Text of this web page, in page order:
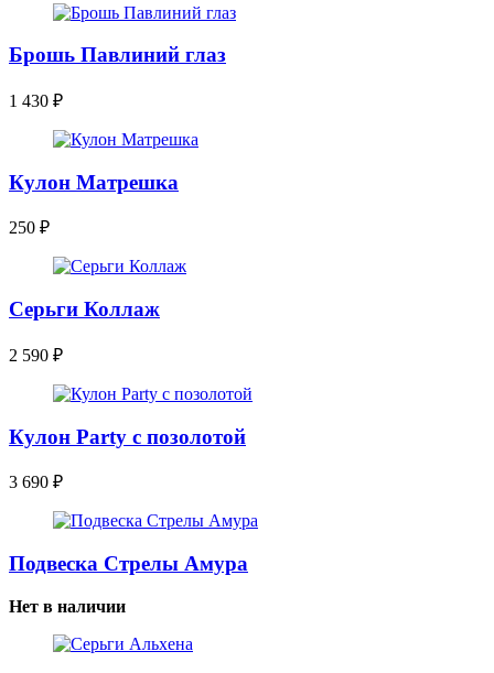
Брошь Павлиний глаз
1 430 ₽
Кулон Матрешка
250 ₽
Серьги Коллаж
2 590 ₽
Кулон Party с позолотой
3 690 ₽
Подвеска Стрелы Амура
Нет в наличии